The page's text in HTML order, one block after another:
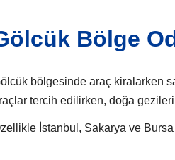
Bölge
bölgesinde araç kiralarken
tercih edilirken, doğa
İstanbul, Sakarya ve